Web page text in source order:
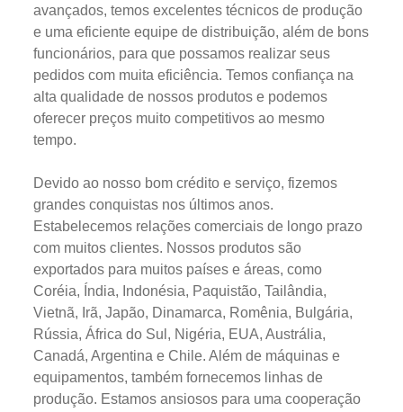
avançados, temos excelentes técnicos de produção
e uma eficiente equipe de distribuição, além de bons
funcionários, para que possamos realizar seus
pedidos com muita eficiência. Temos confiança na
alta qualidade de nossos produtos e podemos
oferecer preços muito competitivos ao mesmo
tempo.
Devido ao nosso bom crédito e serviço, fizemos
grandes conquistas nos últimos anos.
Estabelecemos relações comerciais de longo prazo
com muitos clientes. Nossos produtos são
exportados para muitos países e áreas, como
Coréia, Índia, Indonésia, Paquistão, Tailândia,
Vietnã, Irã, Japão, Dinamarca, Romênia, Bulgária,
Rússia, África do Sul, Nigéria, EUA, Austrália,
Canadá, Argentina e Chile. Além de máquinas e
equipamentos, também fornecemos linhas de
produção. Estamos ansiosos para uma cooperação